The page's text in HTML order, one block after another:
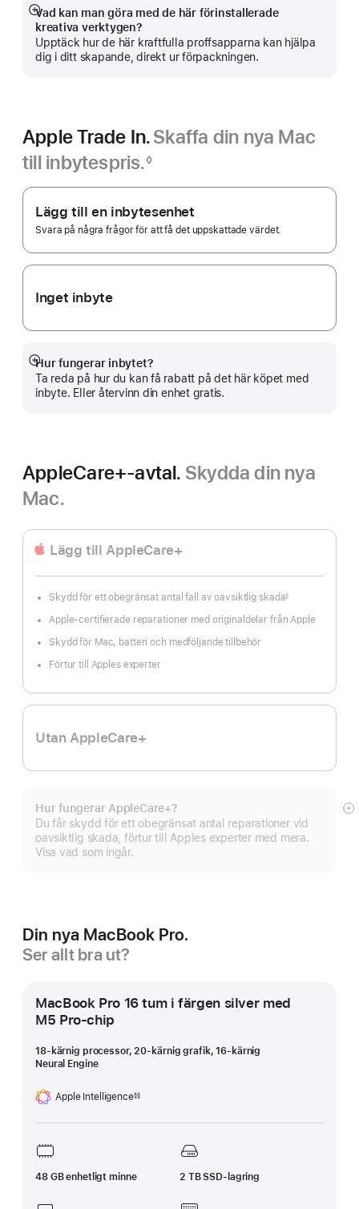
fönster)
Vad kan man göra med de här förinstallerade
kreativa verktygen?
Upptäck hur de här kraftfulla proffsapparna kan hjälpa
dig i ditt skapande, direkt ur förpackningen.
Visa
mer
Apple Trade In.Skaffa din nya Mac
till inbytespris.◊
Apple
Trade In.
Lägg till en inbytesenhet
Svara på några frågor för att få det uppskattade värdet.
Inget inbyte
Hur fungerar inbytet?
Ta reda på hur du kan få rabatt på det här köpet med
inbyte. Eller återvinn din enhet gratis.
Visa
mer
AppleCare+-avtal. Skydda din nya
Mac.
Lägg till AppleCare+
Skydd för ett obegränsat antal fall av oavsiktlig skada
Fotnot
§
Apple-certifierade reparationer med originaldelar från Apple
Skydd för Mac, batteri och medföljande tillbehör
Förtur till Apples experter
Utan AppleCare+
Hur fungerar AppleCare+?
Du får skydd för ett obegränsat antal reparationer vid
oavsiktlig skada, förtur till Apples experter med mera.
Visa vad som ingår.
Din nya MacBook Pro.
Ser allt bra ut?
MacBook Pro 16 tum i färgen silver med
M5 Pro-chip
18-kärnig processor, 20-kärnig grafik, 16‑kärnig
Neural Engine
Apple Intelligence
Fotnot
§§
48 GB enhetligt minne 2 TB SSD‑lagring